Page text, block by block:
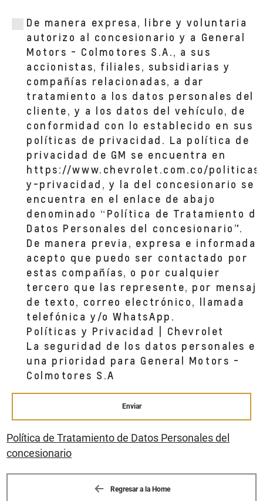
De manera expresa, libre y voluntaria
autorizo al concesionario y a General
Motors - Colmotores S.A., a sus
accionistas, filiales, subsidiarias y
compañías relacionadas, a dar
tratamiento a los datos personales del
cliente, y a los datos del vehículo, de
conformidad con lo establecido en sus
políticas de privacidad. La política de
privacidad de GM se encuentra en
https://www.chevrolet.com.co/
y-privacidad, y la del concesionario se
encuentra en el enlace de abajo
denominado “Política de Tratamiento de
Datos Personales del concesionario”.
De manera previa, expresa e informada,
acepto que puedo ser contactado por
estas compañías, o por cualquier
tercero que las represente, por
de texto, correo electrónico, llamada
telefónica y/o WhatsApp.
Políticas y Privacidad | Chevrolet
La seguridad de los datos personales es
una prioridad para General Motors -
Colmotores S.A
Enviar
Política de Tratamiento de Datos Personales del
concesionario
Regresar a la Home